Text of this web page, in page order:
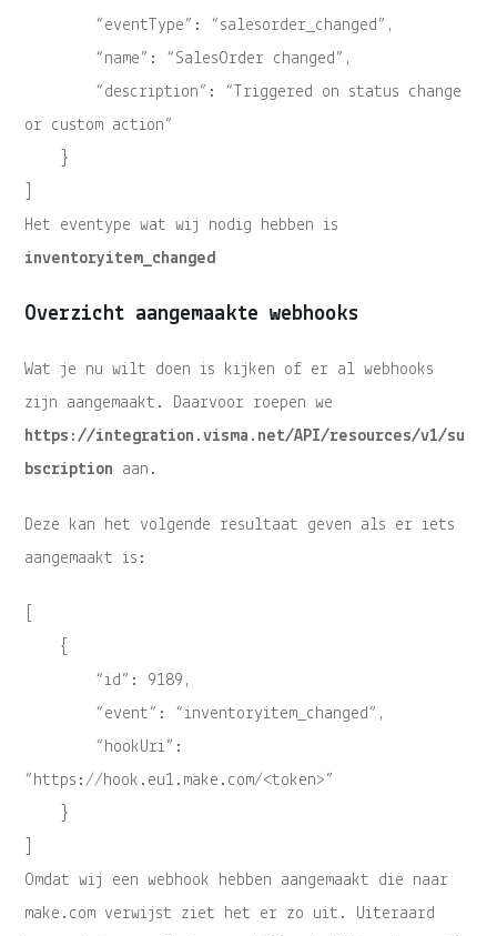
“eventType”: “salesorder_changed”,
“name”: “SalesOrder changed”,
“description”: “Triggered on status change
or custom action”
}
Het eventype wat wij nodig hebben is
inventoryitem_changed
Overzicht aangemaakte webhooks
Wat je nu wilt doen is kijken of er al webhooks
zijn aangemaakt. Daarvoor roepen we
https://integration.visma.net/API/resources/v1/su
bscription aan.
Deze kan het volgende resultaat geven als er iets
aangemaakt is:
{
“id”: 9189,
“event”: “inventoryitem_changed”,
“hookUri”:
“https://hook.eu1.make.com/<token>”
}
Omdat wij een webhook hebben aangemaakt die naar
make.com verwijst ziet het er zo uit. Uiteraard